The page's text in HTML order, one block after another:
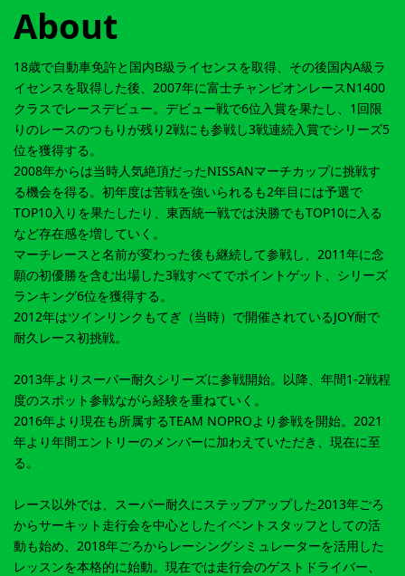
About
18歳で自動車免許と国内B級ライセンスを取得、その後国内A級ラ
イセンスを取得した後、2007年に富士チャンピオンレースN1400
クラスでレースデビュー。デビュー戦で6位入賞を果たし、1回限
りのレースのつもりが残り2戦にも参戦し3戦連続入賞でシリーズ5
位を獲得する。
2008年からは当時人気絶頂だったNISSANマーチカップに挑戦す
る機会を得る。初年度は苦戦を強いられるも2年目には予選で
TOP10入りを果たしたり、東西統一戦では決勝でもTOP10に入る
など存在感を増していく。
マーチレースと名前が変わった後も継続して参戦し、2011年に念
願の初優勝を含む出場した3戦すべてでポイントゲット、シリーズ
ランキング6位を獲得する。
2012年はツインリンクもてぎ（当時）で開催されているJOY耐で
耐久レース初挑戦。
2013年よりスーパー耐久シリーズに参戦開始。以降、年間1-2戦程
度のスポット参戦ながら経験を重ねていく。
2016年より現在も所属するTEAM NOPROより参戦を開始。2021
年より年間エントリーのメンバーに加わえていただき、現在に至
る。
レース以外では、スーパー耐久にステップアップした2013年ごろ
からサーキット走行会を中心としたイベントスタッフとしての活
動も始め、2018年ごろからレーシングシミュレーターを活用した
レッスンを本格的に始動。現在では走行会のゲストドライバー、